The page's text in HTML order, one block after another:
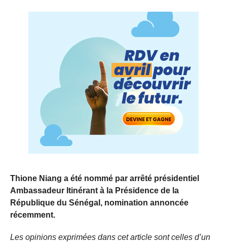
Thione Niang a été nommé par arrêté présidentiel
Ambassadeur Itinérant à la Présidence de la
République du Sénégal, nomination annoncée
récemment.
Les opinions exprimées dans cet article sont celles d’un